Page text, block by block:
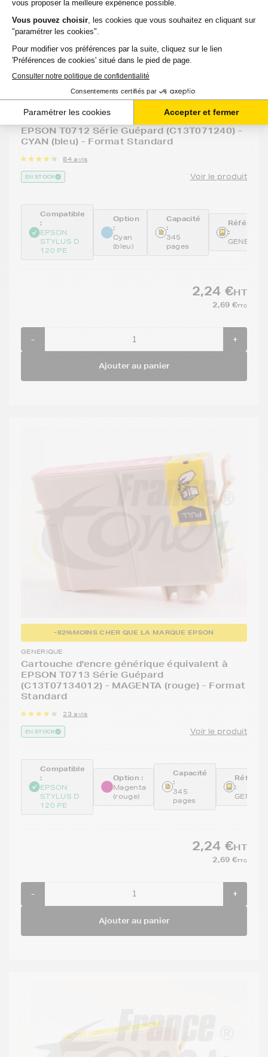
GENERIQUE
Cartouche d'encre générique équivalent à
EPSON T0712 Série Guépard (C13T071240) -
CYAN (bleu) - Format Standard
84 avis
EN STOCK Voir le produit
Compatible
:
EPSON
STYLUS D
120 PE
Option
:
Cyan
(bleu)
Capacité
:
345
pages
:
GENE712
2,24 €HT
2,69 €TTC
- +
Ajouter au panier
-82%MOINS CHER QUE LA MARQUE EPSON
GENERIQUE
Cartouche d'encre générique équivalent à
EPSON T0713 Série Guépard
(C13T07134012) - MAGENTA (rouge) - Format
Standard
23 avis
EN STOCK Voir le produit
Compatible
:
EPSON
STYLUS D
120 PE
Option :
Magenta
(rouge)
Capacité
:
345
pages
:
2,24 €HT
2,69 €TTC
- +
Ajouter au panier